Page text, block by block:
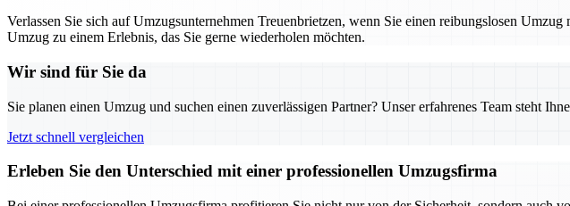
Verlassen Sie sich auf Umzugsunternehmen Treuenbrietzen, wenn Sie einen reibungslosen
Umzug zu einem Erlebnis, das Sie gerne wiederholen möchten.
Wir sind für Sie da
Sie planen einen Umzug und suchen einen zuverlässigen Partner? Unser erfahrenes Team steht
Jetzt schnell vergleichen
Erleben Sie den Unterschied mit einer professionellen Umzugsfirma